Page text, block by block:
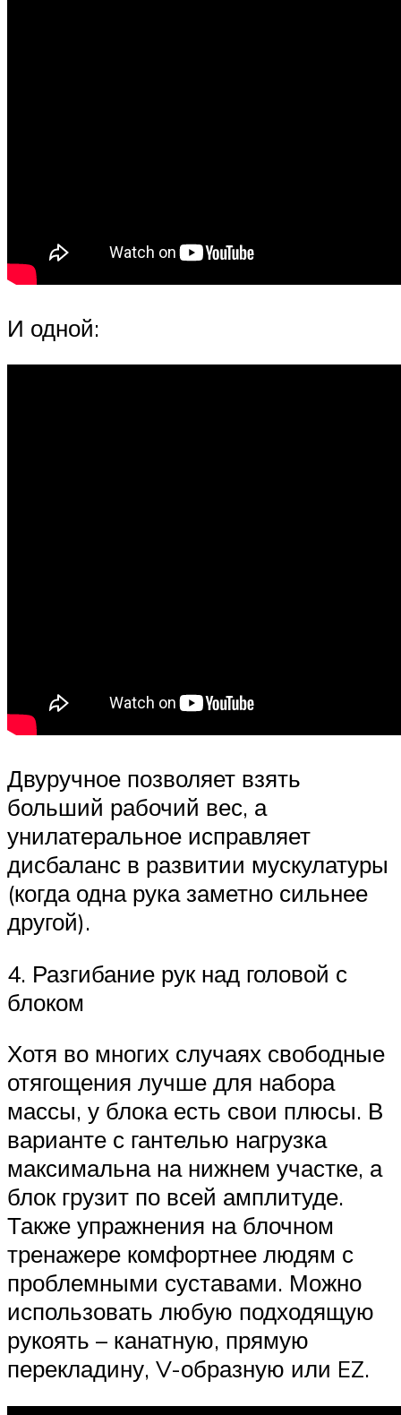
И одной:
Двуручное позволяет взять
больший рабочий вес, а
унилатеральное исправляет
дисбаланс в развитии мускулатуры
(когда одна рука заметно сильнее
другой).
4. Разгибание рук над головой с
блоком
Хотя во многих случаях свободные
отягощения лучше для набора
массы, у блока есть свои плюсы. В
варианте с гантелью нагрузка
максимальна на нижнем участке, а
блок грузит по всей амплитуде.
Также упражнения на блочном
тренажере комфортнее людям с
проблемными суставами. Можно
использовать любую подходящую
рукоять – канатную, прямую
перекладину, V-образную или EZ.